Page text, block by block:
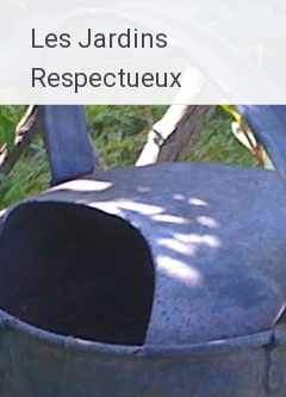
contenu
principal
Les Jardins
Respectueux